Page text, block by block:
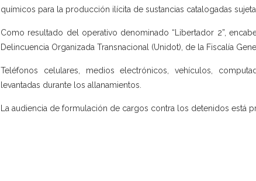
químicos para la producción ilícita de sustancias catalogadas
Como resultado del operativo denominado “Libertador 2”,
Delincuencia Organizada Transnacional (Unidot), de la Fiscalía
Teléfonos celulares, medios electrónicos, vehículos,
levantadas durante los allanamientos.
La audiencia de formulación de cargos contra los detenidos está